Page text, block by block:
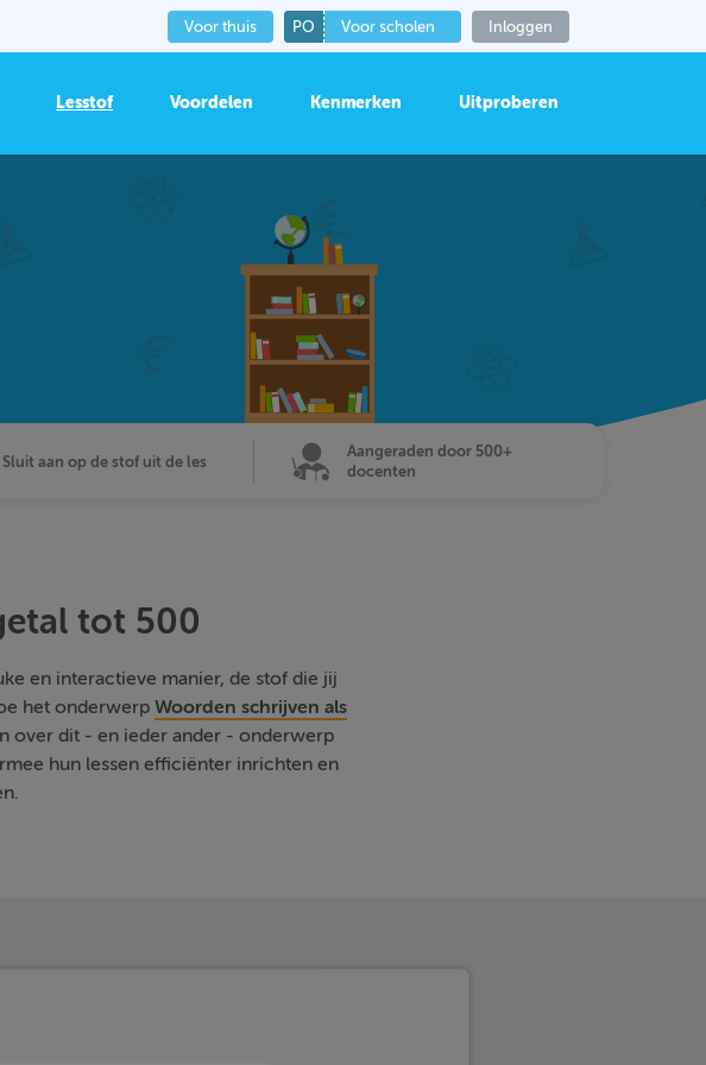
Voor thuis PO Voor scholen Inloggen
Lesstof Voordelen Kenmerken Uitproberen
Sluit aan op de stof uit de les
Aangeraden door 500+
docenten
tot 500
en interactieve manier, de stof die jij
het onderwerpWoorden schrijven als
over dit - en ieder ander - onderwerp
hun lessen efficiënter inrichten en